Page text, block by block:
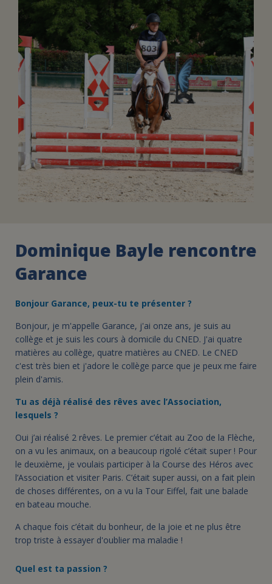
FAIRE UN DON
ASSURANCE VIE/LEGS
ESPACE PRESSE
JE DEVIENS
BÉNÉVOLE
DEVENIR
UN PETIT PRINCE
Dominique Bayle rencontre
Garance
Bonjour Garance, peux-tu te présenter ?
Bonjour, je m'appelle Garance, j'ai onze ans, je suis au
collège et je suis les cours à domicile du CNED. J'ai quatre
matières au collège, quatre matières au CNED. Le CNED
c'est très bien et j'adore le collège parce que je peux me faire
plein d'amis.
Tu as déjà réalisé des rêves avec l’Association,
lesquels ?
Oui j’ai réalisé 2 rêves. Le premier c’était au Zoo de la Flèche,
on a vu les animaux, on a beaucoup rigolé c’était super ! Pour
le deuxième, je voulais participer à la Course des Héros avec
l’Association et visiter Paris. C’était super aussi, on a fait plein
de choses différentes, on a vu la Tour Eiffel, fait une balade
en bateau mouche.
A chaque fois c’était du bonheur, de la joie et ne plus être
trop triste à essayer d'oublier ma maladie !
Quel est ta passion ?